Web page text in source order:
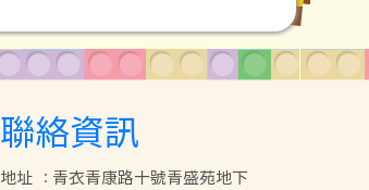
聯絡資訊
地址 : 青衣青康路十號青盛苑地下